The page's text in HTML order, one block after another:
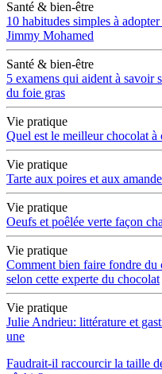
Santé & bien-être
10 habitudes simples à
Jimmy Mohamed
Santé & bien-être
5 examens qui aident à savoir
du foie gras
Vie pratique
Quel est le meilleur chocolat
Vie pratique
Tarte aux poires et aux
Vie pratique
Oeufs et poêlée verte façon
Vie pratique
Comment bien faire fondre du
selon cette experte du chocolat
Vie pratique
Julie Andrieu: littérature et
une
Faudrait-il raccourcir la taille